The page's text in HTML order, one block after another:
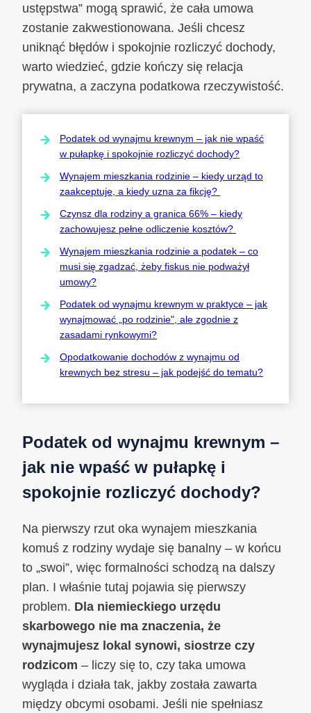
ustępstwa” mogą sprawić, że cała umowa
zostanie zakwestionowana. Jeśli chcesz
uniknąć błędów i spokojnie rozliczyć dochody,
warto wiedzieć, gdzie kończy się relacja
prywatna, a zaczyna podatkowa rzeczywistość.
Podatek od wynajmu krewnym – jak nie wpaść
w pułapkę i spokojnie rozliczyć dochody?
Wynajem mieszkania rodzinie – kiedy urząd to
zaakceptuje, a kiedy uzna za fikcję?
Czynsz dla rodziny a granica 66% – kiedy
zachowujesz pełne odliczenie kosztów?
Wynajem mieszkania rodzinie a podatek – co
musi się zgadzać, żeby fiskus nie podważył
umowy?
Podatek od wynajmu krewnym w praktyce – jak
wynajmować „po rodzinie", ale zgodnie z
zasadami rynkowymi?
Opodatkowanie dochodów z wynajmu od
krewnych bez stresu – jak podejść do tematu?
Podatek od wynajmu krewnym –
jak nie wpaść w pułapkę i
spokojnie rozliczyć dochody?
Na pierwszy rzut oka wynajem mieszkania
komuś z rodziny wydaje się banalny – w końcu
to „swoi”, więc formalności schodzą na dalszy
plan. I właśnie tutaj pojawia się pierwszy
problem. Dla niemieckiego urzędu
skarbowego nie ma znaczenia, że
wynajmujesz lokal synowi, siostrze czy
rodzicom – liczy się to, czy taka umowa
wygląda i działa tak, jakby została zawarta
między obcymi osobami. Jeśli nie spełniasz